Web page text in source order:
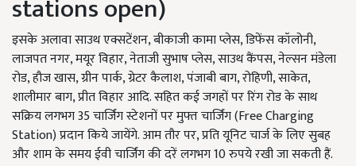
stations open)
इसके अलावा साउथ एक्सटेंशन, बीकाजी कामा प्लेस, डिफेंस कॉलोनी,
लाजपत नगर, मयूर विहार, नेताजी सुभाष प्लेस, साउथ कैंपस, नेल्सन मंडेला
रोड, हौज खास, ग्रीन पार्क, ग्रेटर कैलाश, पंजाबी बाग, रोहिणी, साकेत,
शालीमार बाग, प्रीत विहार आदि. सहित कई जगहों पर रिंग रोड के साथ
सक्रिय लगभग 35 चार्जिंग स्टेशनों पर मुफ्त चार्जिंग (Free Charging
Station) प्रदान किये जायेंगे. आम तौर पर, प्रति यूनिट चार्ज के लिए सुबह
और शाम के समय ईवी चार्जिंग की दरें लगभग 10 रुपये रखी जा सकती हैं.